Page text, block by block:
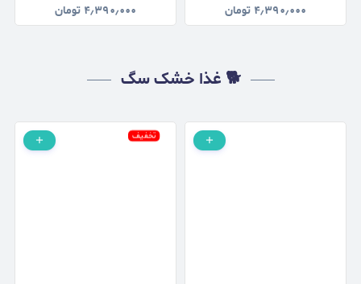
۴٫۳۹۰٫۰۰۰ تومان
۴٫۳۹۰٫۰۰۰ تومان
🐕 غذا خشک سگ
تخفیف